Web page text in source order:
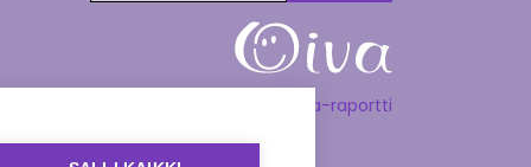
Katso Oiva-raportti